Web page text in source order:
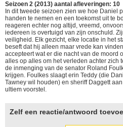
Seizoen 2 (2013) aantal afleveringen: 10
In dit tweede seizoen zien we hoe Daniel
handen te nemen en een toekomst uit te
reageren echter nog altijd, vreemd,
iedereen is overtuigd van zijn onschuld.
veiligheid. Elk gezicht, elke locatie in het
beseft dat hij alleen maar vrede kan
accepteert wat er die nacht van de moord
alles op alles om het verleden achter
de inmenging van de senator Roland
krijgen. Foulkes slaagt erin Teddy (die
Tawney wil houden) en sheriff Daggett
ultiem voorstel.
Zelf een reactie/antwoord